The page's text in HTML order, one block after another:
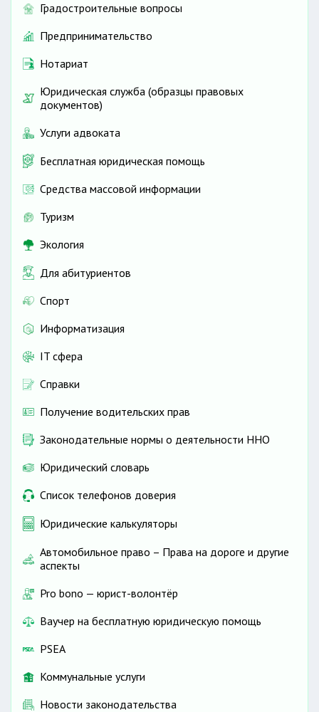
Градостроительные вопросы
Предпринимательство
Нотариат
Юридическая служба (образцы правовых
документов)
Услуги адвоката
Бесплатная юридическая помощь
Средства массовой информации
Туризм
Экология
Для абитуриентов
Спорт
Информатизация
IT сфера
Справки
Получение водительских прав
Законодательные нормы о деятельности ННО
Юридический словарь
Список телефонов доверия
Юридические калькуляторы
Автомобильное право – Права на дороге и другие
аспекты
Pro bono — юрист-волонтёр
Ваучер на бесплатную юридическую помощь
PSEA
Коммунальные услуги
Новости законодательства